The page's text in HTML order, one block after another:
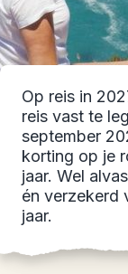
Op reis in
reis vast te
september
korting op je
jaar. Wel
én verzekerd
jaar.